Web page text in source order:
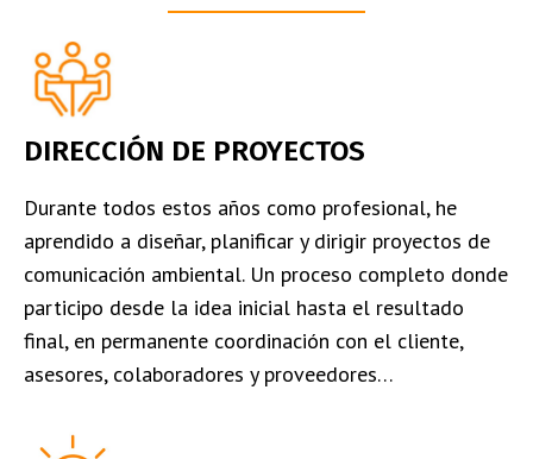
EDUCACIÓN AMBIENTAL
DIRECCIÓN DE PROYECTOS
Durante todos estos años como profesional, he
aprendido a diseñar, planificar y dirigir proyectos de
comunicación ambiental. Un proceso completo donde
participo desde la idea inicial hasta el resultado
final, en permanente coordinación con el cliente,
asesores, colaboradores y proveedores…